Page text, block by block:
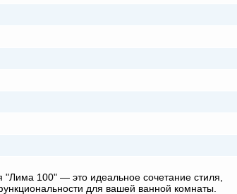
"Лима 100" — это идеальное сочетание стиля,
для вашей ванной комнаты.